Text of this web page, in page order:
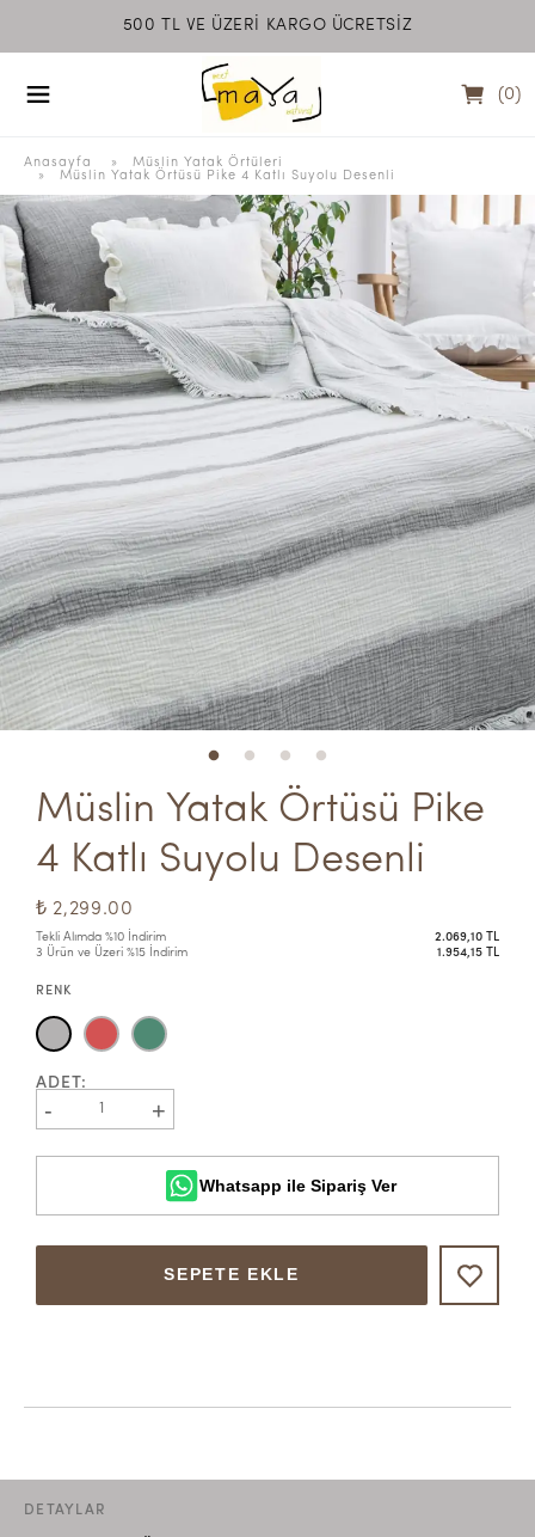
500 TL VE ÜZERİ KARGO ÜCRETSİZ
MEET MAYA
(0)
Anasayfa » Müslin Yatak Örtüleri
» Müslin Yatak Örtüsü Pike 4 Katlı Suyolu Desenli
Müslin Yatak Örtüsü Pike
4 Katlı Suyolu Desenli
₺ 2,299.00
Tekli Alımda %10 İndirim
2.069,10 TL
3 Ürün ve Üzeri %15 İndirim
1.954,15 TL
RENK
ADET:
- 1 +
Whatsapp ile Sipariş Ver
SEPETE EKLE
DETAYLAR